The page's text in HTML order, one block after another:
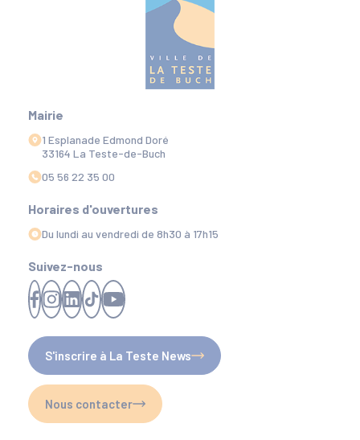
Mairie
1 Esplanade Edmond Doré
33164 La Teste-de-Buch
05 56 22 35 00
Horaires d'ouvertures
Du lundi au vendredi de 8h30 à 17h15
Suivez-nous
S'inscrire à La Teste News
Nous contacter